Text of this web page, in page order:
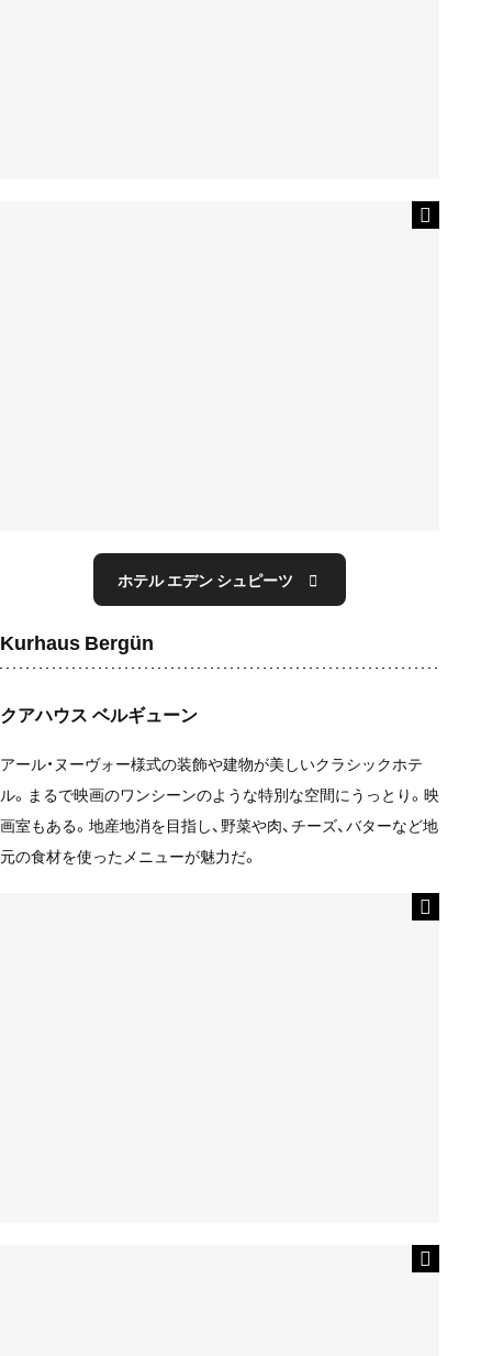
ホテル エデン シュピーツ
Kurhaus Bergün
クアハウス ベルギューン
アール・ヌーヴォー様式の装飾や建物が美しいクラシックホテ
ル。まるで映画のワンシーンのような特別な空間にうっとり。映
画室もある。地産地消を目指し、野菜や肉、チーズ、バターなど地
元の食材を使ったメニューが魅力だ。